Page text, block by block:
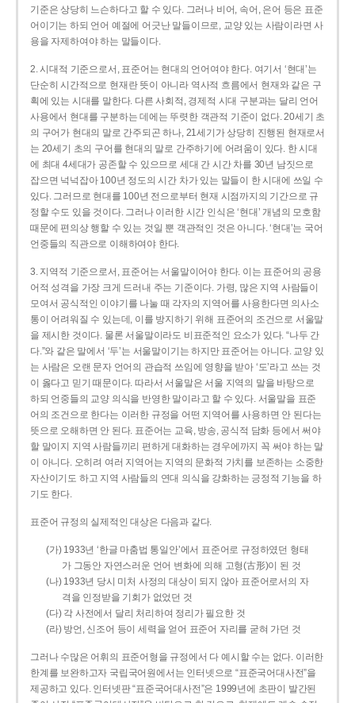
기준은 상당히 느슨하다고 할 수 있다. 그러나 비어, 속어, 은어 등은 표준
어이기는 하되 언어 예절에 어긋난 말들이므로, 교양 있는 사람이라면 사
용을 자제하여야 하는 말들이다.
2. 시대적 기준으로서, 표준어는 현대의 언어여야 한다. 여기서 ‘현대’는
단순히 시간적으로 현재란 뜻이 아니라 역사적 흐름에서 현재와 같은 구
획에 있는 시대를 말한다. 다른 사회적, 경제적 시대 구분과는 달리 언어
사용에서 현대를 구분하는 데에는 뚜렷한 객관적 기준이 없다. 20세기 초
의 구어가 현대의 말로 간주되곤 하나, 21세기가 상당히 진행된 현재로서
는 20세기 초의 구어를 현대의 말로 간주하기에 어려움이 있다. 한 시대
에 최대 4세대가 공존할 수 있으므로 세대 간 시간 차를 30년 남짓으로
잡으면 넉넉잡아 100년 정도의 시간 차가 있는 말들이 한 시대에 쓰일 수
있다. 그러므로 현대를 100년 전으로부터 현재 시점까지의 기간으로 규
정할 수도 있을 것이다. 그러나 이러한 시간 인식은 ‘현대’ 개념의 모호함
때문에 편의상 행할 수 있는 것일 뿐 객관적인 것은 아니다. ‘현대’는 국어
언중들의 직관으로 이해하여야 한다.
3. 지역적 기준으로서, 표준어는 서울말이어야 한다. 이는 표준어의 공용
어적 성격을 가장 크게 드러내 주는 기준이다. 가령, 많은 지역 사람들이
모여서 공식적인 이야기를 나눌 때 각자의 지역어를 사용한다면 의사소
통이 어려워질 수 있는데, 이를 방지하기 위해 표준어의 조건으로 서울말
을 제시한 것이다. 물론 서울말이라도 비표준적인 요소가 있다. “나두 간
다.”와 같은 말에서 ‘두’는 서울말이기는 하지만 표준어는 아니다. 교양 있
는 사람은 오랜 문자 언어의 관습적 쓰임에 영향을 받아 ‘도’라고 쓰는 것
이 옳다고 믿기 때문이다. 따라서 서울말은 서울 지역의 말을 바탕으로
하되 언중들의 교양 의식을 반영한 말이라고 할 수 있다. 서울말을 표준
어의 조건으로 한다는 이러한 규정을 어떤 지역어를 사용하면 안 된다는
뜻으로 오해하면 안 된다. 표준어는 교육, 방송, 공식적 담화 등에서 써야
할 말이지 지역 사람들끼리 편하게 대화하는 경우에까지 꼭 써야 하는 말
이 아니다. 오히려 여러 지역어는 지역의 문화적 가치를 보존하는 소중한
자산이기도 하고 지역 사람들의 연대 의식을 강화하는 긍정적 기능을 하
기도 한다.
표준어 규정의 실제적인 대상은 다음과 같다.
(가) 1933년 ‘한글 마춤법 통일안’에서 표준어로 규정하였던 형태
가 그동안 자연스러운 언어 변화에 의해 고형(古形)이 된 것
(나) 1933년 당시 미처 사정의 대상이 되지 않아 표준어로서의 자
격을 인정받을 기회가 없었던 것
(다) 각 사전에서 달리 처리하여 정리가 필요한 것
(라) 방언, 신조어 등이 세력을 얻어 표준어 자리를 굳혀 가던 것
그러나 수많은 어휘의 표준어형을 규정에서 다 예시할 수는 없다. 이러한
한계를 보완하고자 국립국어원에서는 인터넷으로 “표준국어대사전”을
제공하고 있다. 인터넷판 “표준국어대사전”은 1999년에 초판이 발간된